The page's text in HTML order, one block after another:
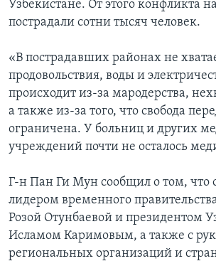
Узбекистане. От этого конфликта
пострадали сотни тысяч человек.
«В пострадавших районах не
продовольствия, воды и
происходит из-за мародерства,
а также из-за того, что свобода
ограничена. У больниц и других
учреждений почти не осталось
Г-н Пан Ги Мун сообщил о том, что
лидером временного
Розой Отунбаевой и президентом
Исламом Каримовым, а также с
региональных организаций и